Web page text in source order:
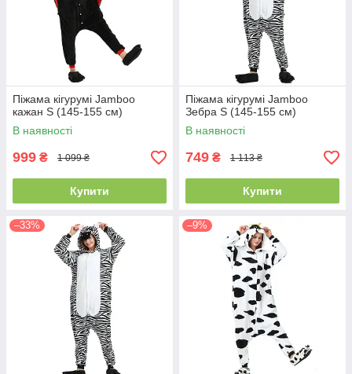
Піжама кігурумі Jamboo
кажан S (145-155 см)
В наявності
999 ₴ 1 099 ₴
Купити
Піжама кігурумі Jamboo
Зебра S (145-155 см)
В наявності
749 ₴ 1 113 ₴
Купити
–33% –9%